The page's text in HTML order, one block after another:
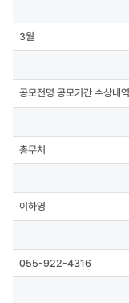
3월
공모전명 공모기간 수상내
총무처
이하영
055-922-4316